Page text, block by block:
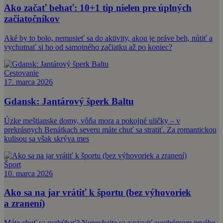
Ako začať behať: 10+1 tip nielen pre úplných
začiatočníkov
Aké by to bolo, nemusieť sa do aktivity, akou je práve beh, nútiť a
vychutnať si ho od samotného začiatku až po koniec?
Cestovanie
17. marca 2026
Gdansk: Jantárový šperk Baltu
Úzke meštianske domy, vôňa mora a pokojné uličky – v
prekrásnych Benátkach severu máte chuť sa stratiť. Za romantickou
kulisou sa však skrýva mes
Šport
10. marca 2026
Ako sa na jar vrátiť k športu (bez výhovoriek
a zranení)